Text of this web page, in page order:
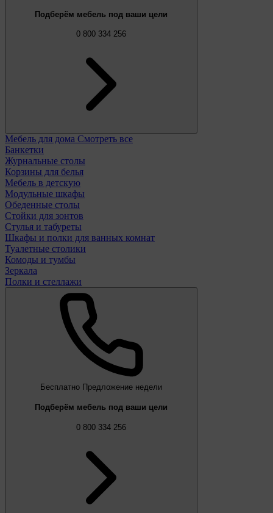
Подберём мебель под ваши цели
0 800 334 256
Мебель для дома Смотреть все
Банкетки
Журнальные столы
Корзины для белья
Мебель в детскую
Модульные шкафы
Обеденные столы
Стойки для зонтов
Стулья и табуреты
Шкафы и полки для ванных комнат
Туалетные столики
Комоды и тумбы
Зеркала
Полки и стеллажи
Бесплатно Предложение недели
Подберём мебель под ваши цели
0 800 334 256